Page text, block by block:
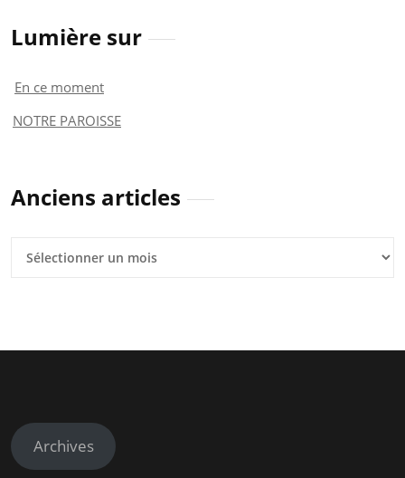
Lumière sur
En ce moment
NOTRE PAROISSE
Anciens articles
articles
Archives